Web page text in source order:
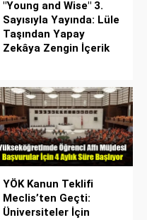
"Young and Wise" 3.
Sayısıyla Yayında: Lüle
Taşından Yapay
Zekâya Zengin İçerik
YÖK Kanun Teklifi
Meclis’ten Geçti:
Üniversiteler İçin